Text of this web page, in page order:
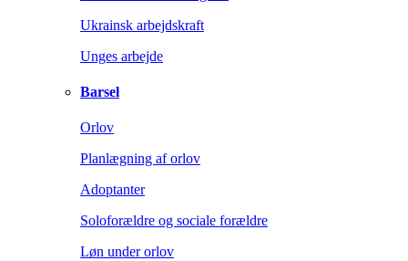
Ukrainsk arbejdskraft
Unges arbejde
Barsel
Orlov
Planlægning af orlov
Adoptanter
Soloforældre og sociale forældre
Løn under orlov